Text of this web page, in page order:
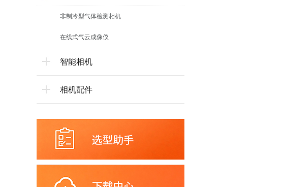
非制冷型气体检测相机
在线式气云成像仪
智能相机
相机配件